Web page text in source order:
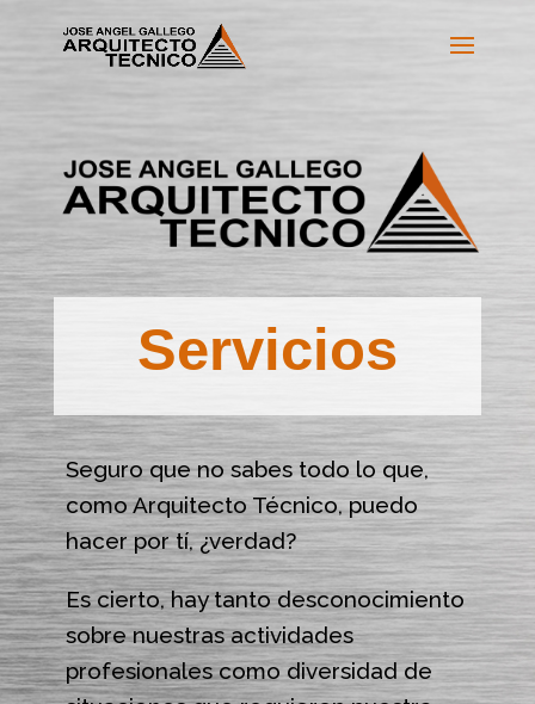
Servicios
Seguro que no sabes todo lo que,
como Arquitecto Técnico, puedo
hacer por tí, ¿verdad?
Es cierto, hay tanto desconocimiento
sobre nuestras actividades
profesionales como diversidad de